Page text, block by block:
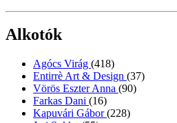
Alkotók
Agócs Virág (418)
Entirrè Art & Design (37)
Vörös Eszter Anna (90)
Farkas Dani (16)
Kapuvári Gábor(228)